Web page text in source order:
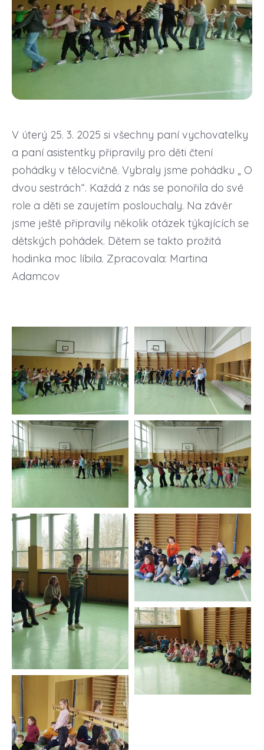
V úterý 25. 3. 2025 si všechny paní vychovatelky
a paní asistentky připravily pro děti čtení
pohádky v tělocvičně. Vybraly jsme pohádku „ O
dvou sestrách“. Každá z nás se ponořila do své
role a děti se zaujetím poslouchaly. Na závěr
jsme ještě připravily několik otázek týkajících se
dětských pohádek. Dětem se takto prožitá
hodinka moc líbila. Zpracovala: Martina
Adamcov